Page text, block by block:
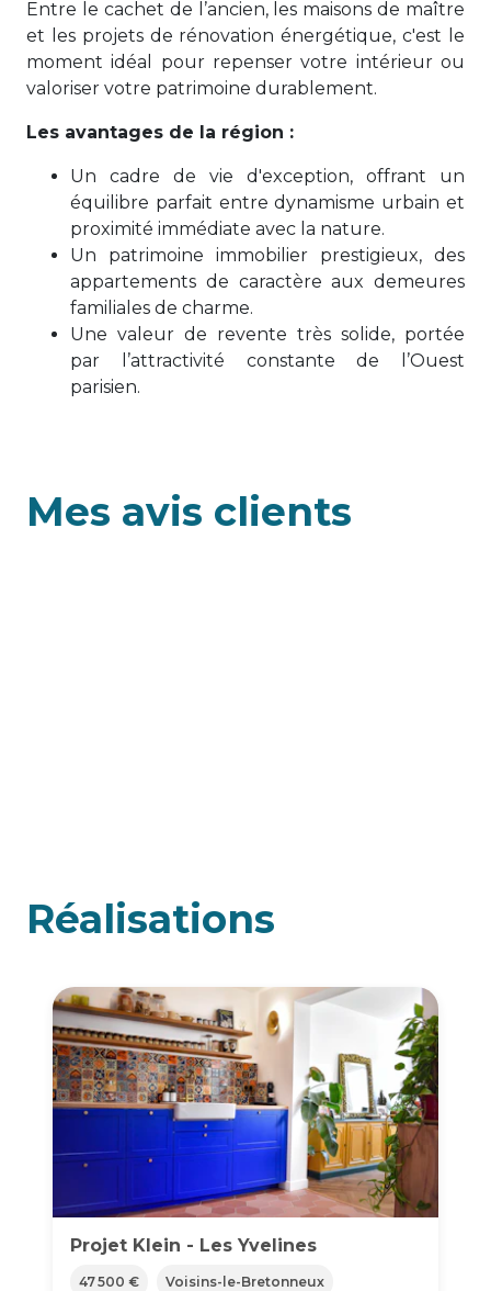
Entre le cachet de l’ancien, les maisons de maître
et les projets de rénovation énergétique, c'est le
moment idéal pour repenser votre intérieur ou
valoriser votre patrimoine durablement.
Les avantages de la région :
Un cadre de vie d'exception, offrant un
équilibre parfait entre dynamisme urbain et
proximité immédiate avec la nature.
Un patrimoine immobilier prestigieux, des
appartements de caractère aux demeures
familiales de charme.
Une valeur de revente très solide, portée
par l’attractivité constante de l’Ouest
parisien.
Mes avis clients
Réalisations
Projet Klein - Les Yvelines
47 500 € Voisins-le-Bretonneux